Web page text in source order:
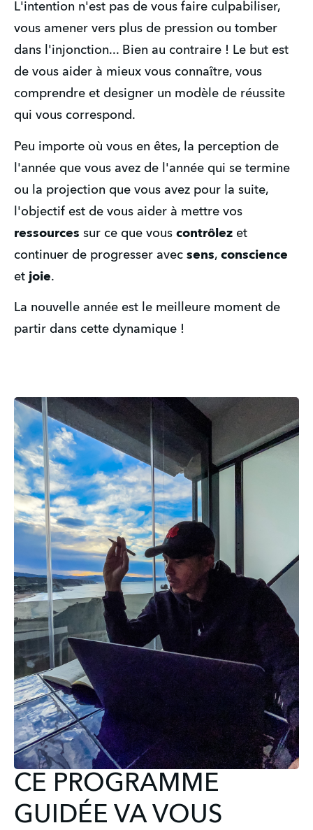
L'intention n'est pas de vous faire culpabiliser,
vous amener vers plus de pression ou tomber
dans l'injonction... Bien au contraire ! Le but est
de vous aider à mieux vous connaître, vous
comprendre et designer un modèle de réussite
qui vous correspond.
Peu importe où vous en êtes, la perception de
l'année que vous avez de l'année qui se termine
ou la projection que vous avez pour la suite,
ressources sur ce que vous contrôlez et
continuer de progresser avec sens, conscience
et joie.
La nouvelle année est le meilleure moment de
partir dans cette dynamique !
CE PROGRAMME
GUIDÉE VA VOUS